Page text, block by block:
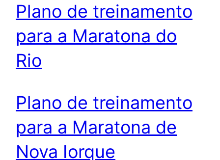
Plano de treinamento
para a Maratona do
Rio
Plano de treinamento
para a Maratona de
Nova Iorque